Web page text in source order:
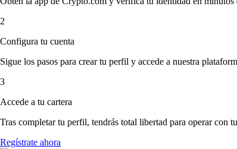
2
Configura tu cuenta
Sigue los pasos para crear tu perfil y accede a nuestra
3
Accede a tu cartera
Tras completar tu perfil, tendrás total libertad para operar con
Regístrate ahora